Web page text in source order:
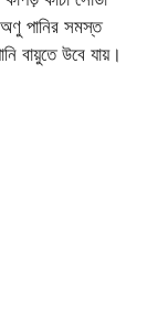
পানির সমস্ত
বায়ুতে উবে যায়।